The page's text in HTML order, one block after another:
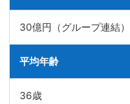
30億円（グループ連結
平均年齢
36歳